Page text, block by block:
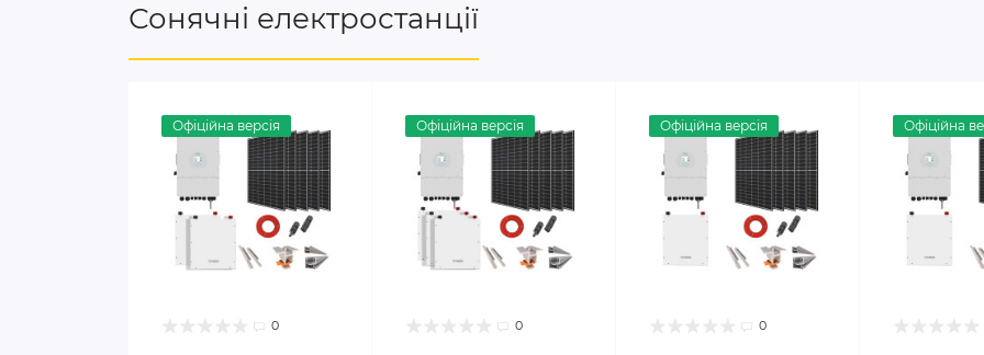
Сонячні електростанції
Офіційна версія
0
Офіційна версія
0
Офіційна версія
0
Офіційна